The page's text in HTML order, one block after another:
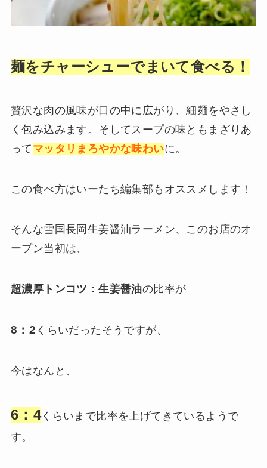
麺をチャーシューでまいて食べる！
贅沢な肉の風味が口の中に広がり、細麺をやさし
く包み込みます。そしてスープの味ともまざりあ
って マッタリまろやかな味わいに。
この食べ方はいーたち編集部もオススメします！
そんな雪国長岡生姜醤油ラーメン、このお店のオ
ープン当初は、
超濃厚トンコツ：生姜醤油の比率が
8：2 くらいだったそうですが、
今はなんと、
6：4くらいまで比率を上げてきているようで
す。